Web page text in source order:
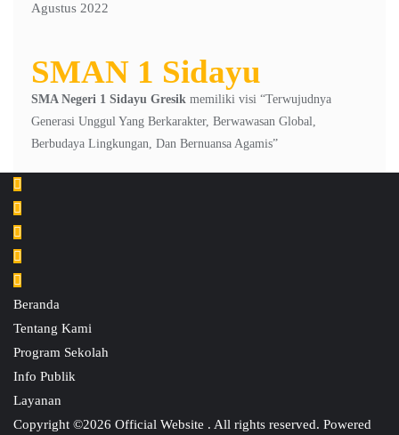
Agustus 2022
SMAN 1 Sidayu
SMA Negeri 1 Sidayu Gresik memiliki visi “Terwujudnya
Generasi Unggul Yang Berkarakter, Berwawasan Global,
Berbudaya Lingkungan, Dan Bernuansa Agamis”
Beranda
Tentang Kami
Program Sekolah
Info Publik
Layanan
Copyright ©2026 Official Website . All rights reserved. Powered